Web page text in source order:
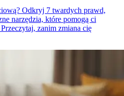
Odkryj 7 twardych prawd,
narzędzia, które pomogą ci
zanim zmiana cię